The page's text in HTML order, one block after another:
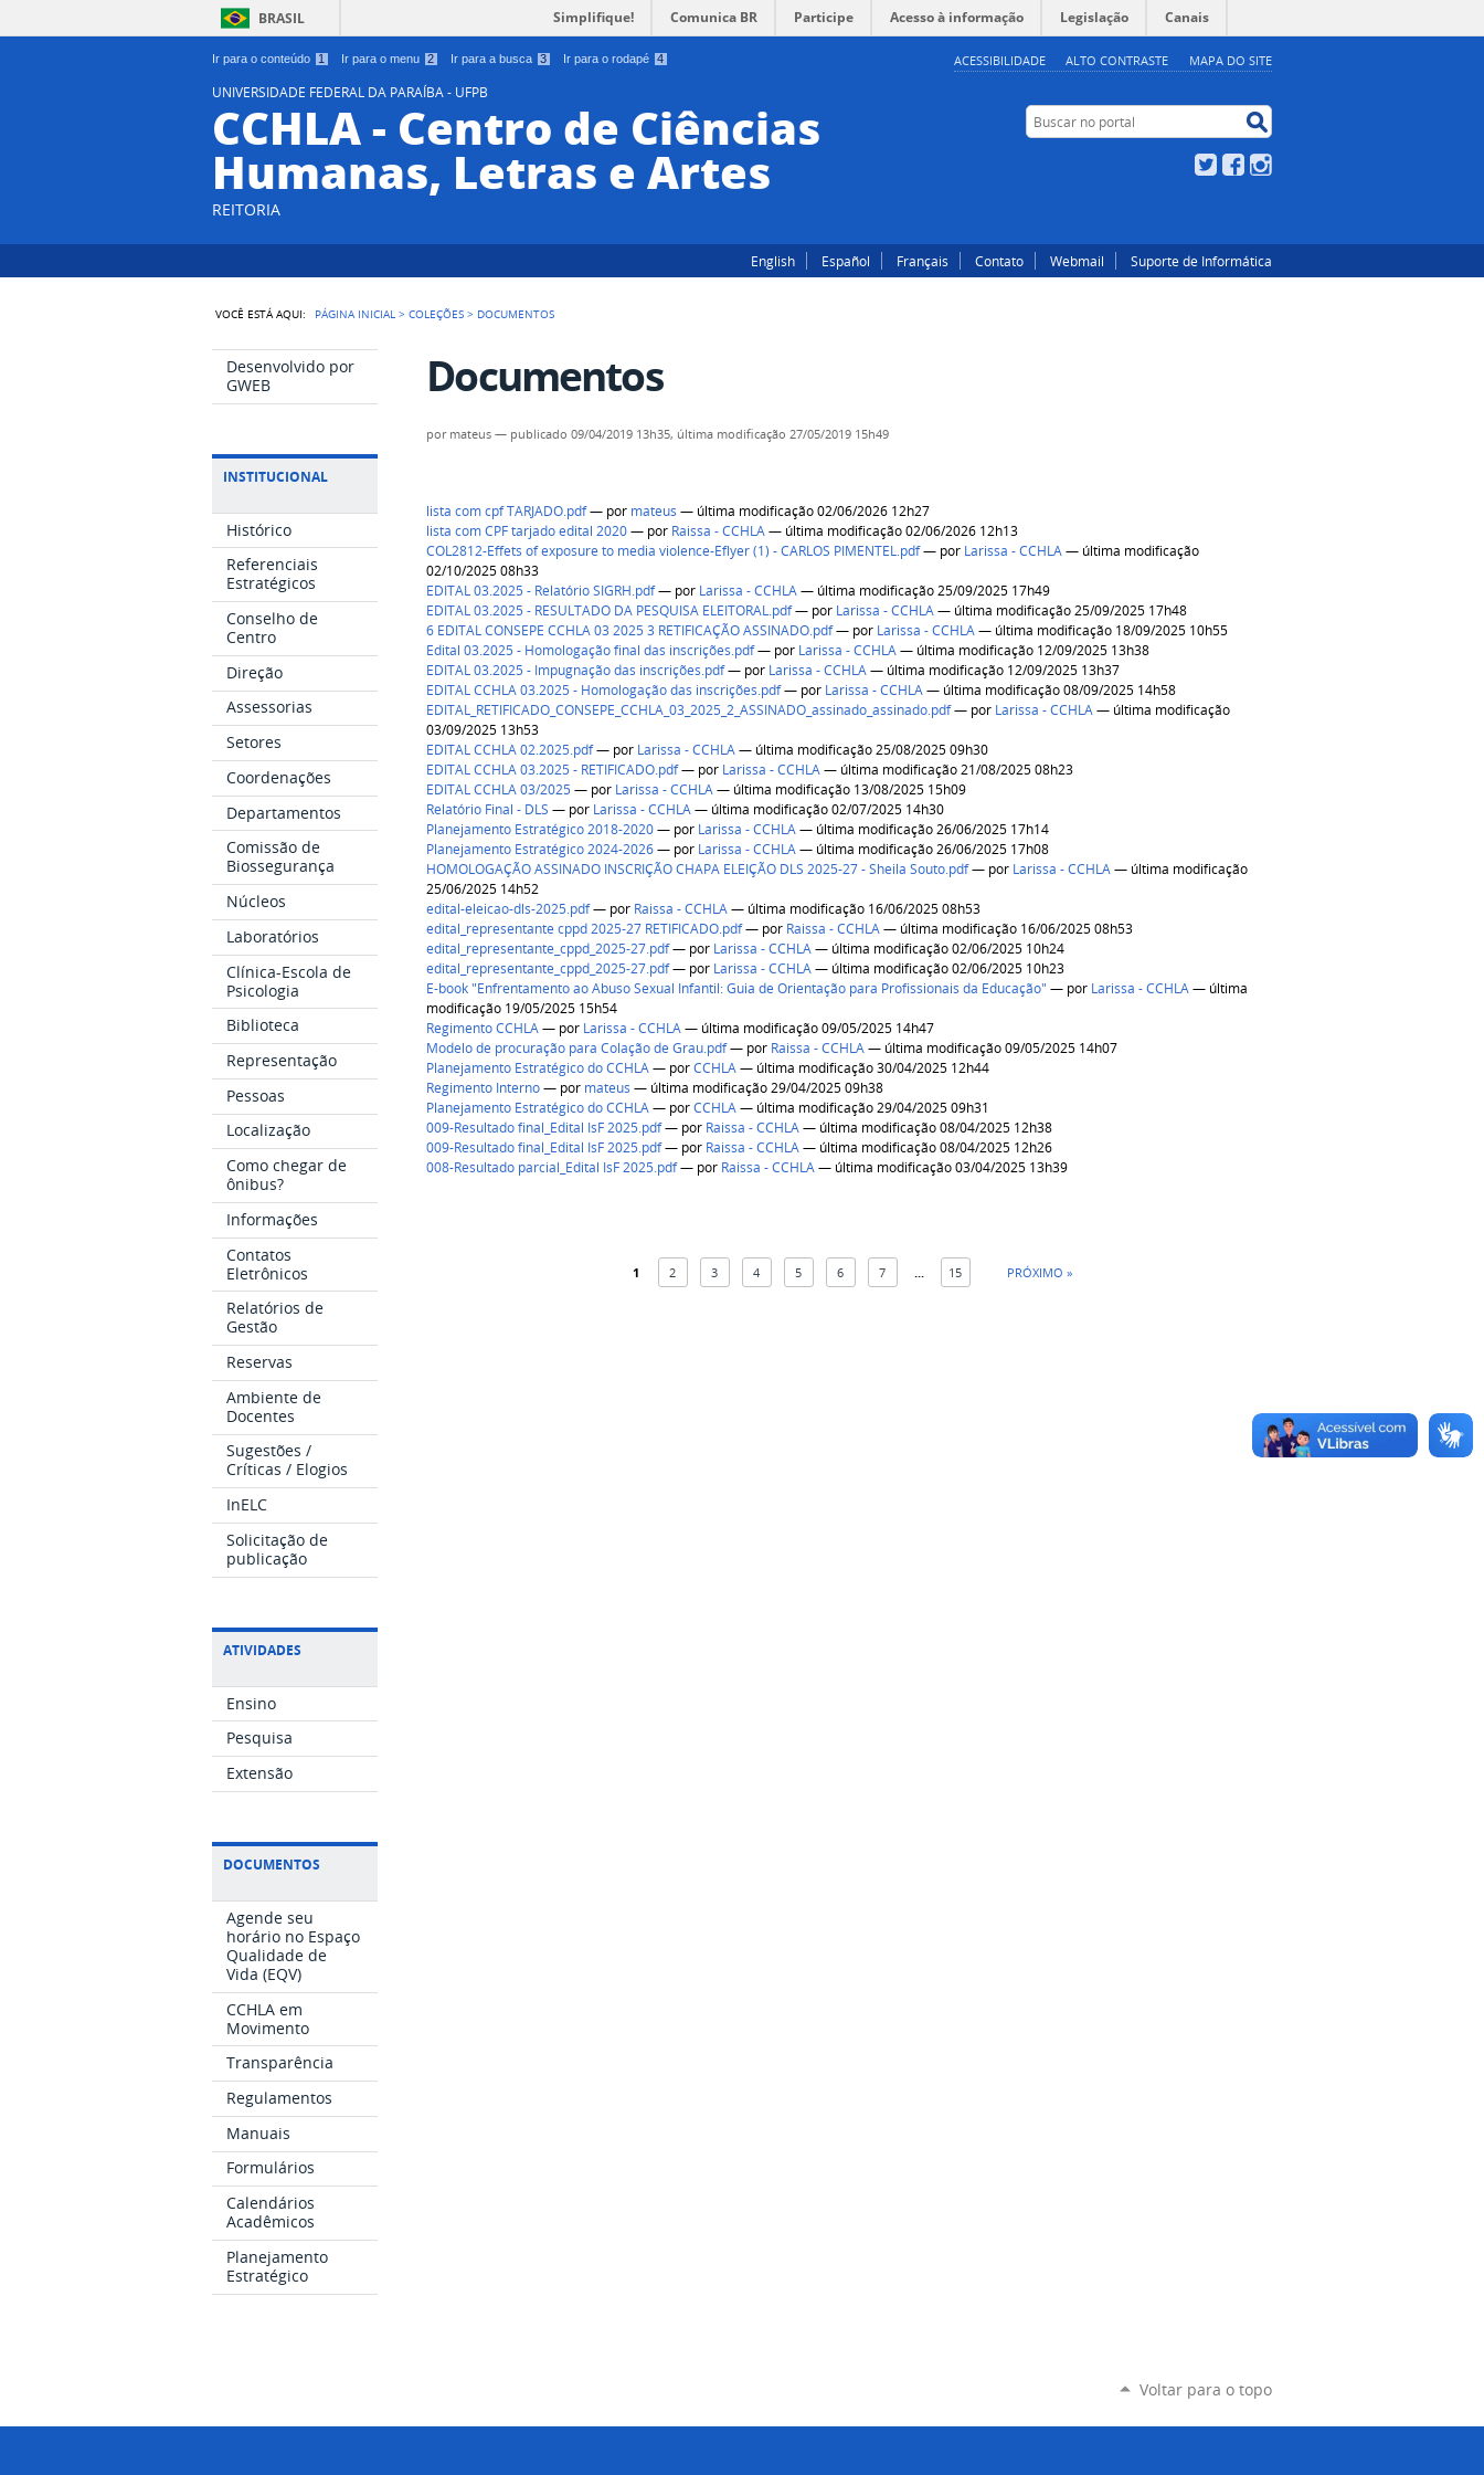
Ir para o conteúdo 1 Ir para o menu 2 Ir para a busca 3 Ir para o rodapé 4 ACESSIBILIDADE ALTO CONTRASTE MAPA DO SITE
BRASIL Simplifique! Comunica BR Participe Acesso à informação Legislação Canais
UNIVERSIDADE FEDERAL DA PARAÍBA - UFPB
CCHLA - Centro de Ciências
Humanas, Letras e Artes
REITORIA
Buscar no portal
TwitterFacebook
English Español Français Contato Webmail Suporte de Informática
VOCÊ ESTÁ AQUI: PÁGINA INICIAL >COLEÇÕES > DOCUMENTOS
Desenvolvido por
GWEB
INSTITUCIONAL
Histórico
Referenciais
Estratégicos
Conselho de
Centro
Direção
Assessorias
Setores
Coordenações
Departamentos
Comissão de
Biossegurança
Núcleos
Laboratórios
Clínica-Escola de
Psicologia
Biblioteca
Representação
Pessoas
Localização
Como chegar de
ônibus?
Informações
Contatos
Eletrônicos
Relatórios de
Gestão
Reservas
Ambiente de
Docentes
Sugestões /
Críticas / Elogios
InELC
Solicitação de
publicação
ATIVIDADES
Ensino
Pesquisa
Extensão
DOCUMENTOS
Agende seu
horário no Espaço
Qualidade de
Vida (EQV)
CCHLA em
Movimento
Transparência
Regulamentos
Manuais
Formulários
Calendários
Acadêmicos
Planejamento
Estratégico
Documentos
por mateus — publicado 09/04/2019 13h35, última modificação 27/05/2019 15h49
lista com cpf TARJADO.pdf— por mateus — última modificação 02/06/2026 12h27
lista com CPF tarjado edital 2020— por Raissa - CCHLA— última modificação 02/06/2026 12h13
COL2812-Effets of exposure to media violence-Eflyer (1) - CARLOS PIMENTEL.pdf— por Larissa - CCHLA— última modificação
02/10/2025 08h33
EDITAL 03.2025 - Relatório SIGRH.pdf— por Larissa - CCHLA— última modificação 25/09/2025 17h49
EDITAL 03.2025 - RESULTADO DA PESQUISA ELEITORAL.pdf— por Larissa - CCHLA— última modificação 25/09/2025 17h48
6 EDITAL CONSEPE CCHLA 03 2025 3 RETIFICAÇÃO ASSINADO.pdf— por Larissa - CCHLA— última modificação 18/09/2025 10h55
Edital 03.2025 - Homologação final das inscrições.pdf— por Larissa - CCHLA— última modificação 12/09/2025 13h38
EDITAL 03.2025 - Impugnação das inscrições.pdf— por Larissa - CCHLA— última modificação 12/09/2025 13h37
EDITAL CCHLA 03.2025 - Homologação das inscrições.pdf— por Larissa - CCHLA— última modificação 08/09/2025 14h58
EDITAL_RETIFICADO_CONSEPE_CCHLA_03_2025_2_ASSINADO_assinado_assinado.pdf— por Larissa - CCHLA— última modificação
03/09/2025 13h53
EDITAL CCHLA 02.2025.pdf— por Larissa - CCHLA— última modificação 25/08/2025 09h30
EDITAL CCHLA 03.2025 - RETIFICADO.pdf— por Larissa - CCHLA— última modificação 21/08/2025 08h23
EDITAL CCHLA 03/2025— por Larissa - CCHLA— última modificação 13/08/2025 15h09
Relatório Final - DLS — por Larissa - CCHLA— última modificação 02/07/2025 14h30
Planejamento Estratégico 2018-2020— por Larissa - CCHLA— última modificação 26/06/2025 17h14
Planejamento Estratégico 2024-2026— por Larissa - CCHLA— última modificação 26/06/2025 17h08
HOMOLOGAÇÃO ASSINADO INSCRIÇÃO CHAPA ELEIÇÃO DLS 2025-27 - Sheila Souto.pdf— por Larissa - CCHLA— última modificação
25/06/2025 14h52
edital-eleicao-dls-2025.pdf— por Raissa - CCHLA— última modificação 16/06/2025 08h53
edital_representante cppd 2025-27 RETIFICADO.pdf— por Raissa - CCHLA— última modificação 16/06/2025 08h53
edital_representante_cppd_2025-27.pdf— por Larissa - CCHLA— última modificação 02/06/2025 10h24
edital_representante_cppd_2025-27.pdf— por Larissa - CCHLA— última modificação 02/06/2025 10h23
E-book "Enfrentamento ao Abuso Sexual Infantil: Guia de Orientação para Profissionais da Educação" — por Larissa - CCHLA— última
modificação 19/05/2025 15h54
Regimento CCHLA— por Larissa - CCHLA— última modificação 09/05/2025 14h47
Modelo de procuração para Colação de Grau.pdf— por Raissa - CCHLA— última modificação 09/05/2025 14h07
Planejamento Estratégico do CCHLA— porCCHLA— última modificação 30/04/2025 12h44
Regimento Interno— por mateus — última modificação 29/04/2025 09h38
Planejamento Estratégico do CCHLA— porCCHLA— última modificação 29/04/2025 09h31
009-Resultado final_Edital IsF 2025.pdf— por Raissa - CCHLA— última modificação 08/04/2025 12h38
009-Resultado final_Edital IsF 2025.pdf— por Raissa - CCHLA— última modificação 08/04/2025 12h26
008-Resultado parcial_Edital IsF 2025.pdf— por Raissa - CCHLA— última modificação 03/04/2025 13h39
1 2 3 4 5 6 7 15 PRÓXIMO »
Voltar para o topo